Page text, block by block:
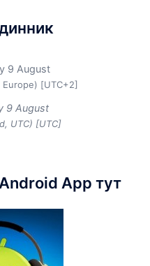
9 August
Europe) [UTC+2]
9 August
UTC) [UTC]
App тут